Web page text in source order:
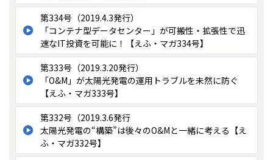
第334号（2019.4.3発行）
「コンテナ型データセンター」が可搬性・拡張性で迅
速なIT投資を可能に！【えふ・マガ334号】
第333号（2019.3.20発行）
「O&M」が太陽光発電の運用トラブルを未然に防ぐ
【えふ・マガ333号】
第332号（2019.3.6発行
太陽光発電の“構築”は後々のO&Mと一緒に考える【え
ふ・マガ332号】